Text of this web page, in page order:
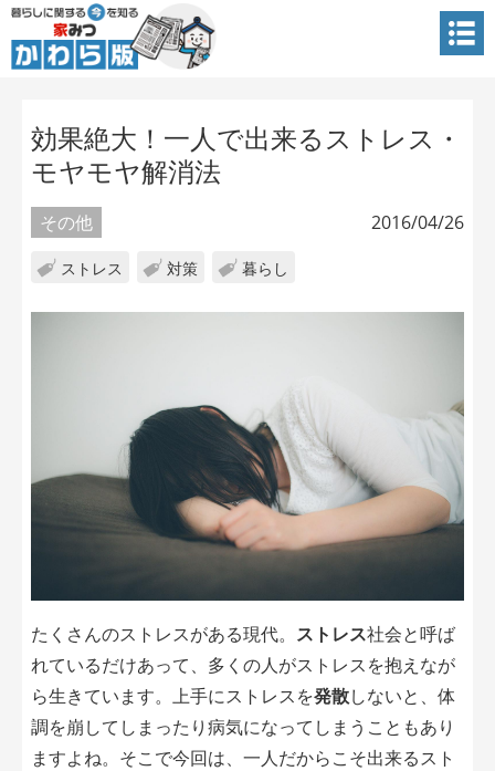
効果絶大！一人で出来るストレス・
モヤモヤ解消法
その他 2016/04/26
ストレス 対策 暮らし
たくさんのストレスがある現代。 ストレス社会と呼ば
れているだけあって、多くの人がストレスを抱えなが
ら生きています。上手にストレスを発散しないと、体
調を崩してしまったり病気になってしまうこともあり
ますよね。そこで今回は、一人だからこそ出来るスト